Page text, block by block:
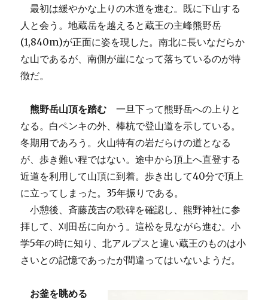
最初は緩やかな上りの木道を進む。既に下山する
人と会う。地蔵岳を越えると蔵王の主峰熊野岳
(1,840m)が正面に姿を現した。南北に長いなだらか
な山であるが、南側が崖になって落ちているのが特
徴だ。
熊野岳山頂を踏む 一旦下って熊野岳への上りと
なる。白ペンキの外、棒杭で登山道を示している。
冬期用であろう。火山特有の岩だらけの道となる
が、歩き難い程ではない。途中から頂上へ直登する
近道を利用して山頂に到着。歩き出して40分で頂上
に立ってしまった。35年振りである。
小憩後、斉藤茂吉の歌碑を確認し、熊野神社に参
拝して、刈田岳に向かう。這松を見ながら進む。小
学5年の時に知り、北アルプスと違い蔵王のものは小
さいとの記憶であったが間違ってはいないようだ。
お釜を眺める